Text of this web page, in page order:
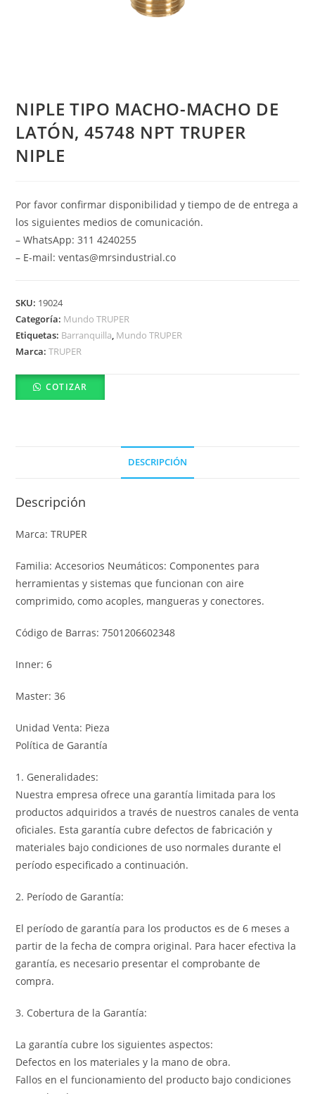
NIPLE TIPO MACHO-MACHO DE
LATÓN, 45748 NPT TRUPER
NIPLE
Por favor confirmar disponibilidad y tiempo de de entrega a
los siguientes medios de comunicación.
– WhatsApp: 311 4240255
– E-mail: ventas@mrsindustrial.co
SKU: 19024
Categoría: Mundo TRUPER
Etiquetas: Barranquilla, Mundo TRUPER
Marca:TRUPER
COTIZAR
DESCRIPCIÓN
Descripción
Marca: TRUPER
Familia: Accesorios Neumáticos: Componentes para
herramientas y sistemas que funcionan con aire
comprimido, como acoples, mangueras y conectores.
Código de Barras: 7501206602348
Inner: 6
Master: 36
Unidad Venta: Pieza
Política de Garantía
1. Generalidades:
Nuestra empresa ofrece una garantía limitada para los
productos adquiridos a través de nuestros canales de venta
oficiales. Esta garantía cubre defectos de fabricación y
materiales bajo condiciones de uso normales durante el
período especificado a continuación.
2. Período de Garantía:
El período de garantía para los productos es de 6 meses a
partir de la fecha de compra original. Para hacer efectiva la
garantía, es necesario presentar el comprobante de
compra.
3. Cobertura de la Garantía:
La garantía cubre los siguientes aspectos:
Defectos en los materiales y la mano de obra.
Fallos en el funcionamiento del producto bajo condiciones